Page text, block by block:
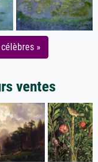
»
ventes